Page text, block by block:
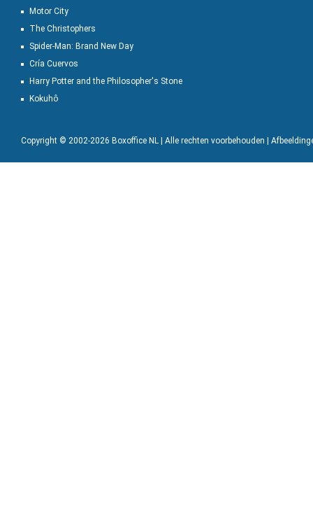
Motor City
The Christophers
Spider-Man: Brand New Day
Cría Cuervos
Harry Potter and the Philosopher's Stone
Kokuhô
Copyright © 2002-2026 Boxoffice NL | Alle rechten voorbehouden |